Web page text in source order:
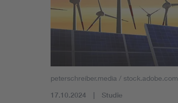
Mobility
Standards
peterschreiber.media / stock.adobe.com
17.10.2024 Studie